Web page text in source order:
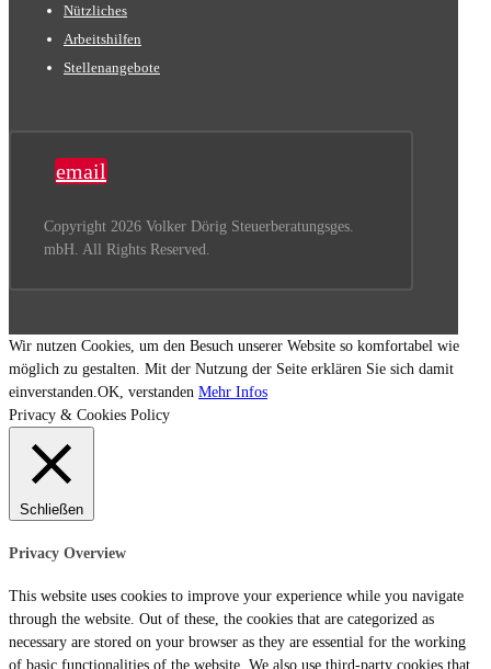
Nützliches
Arbeitshilfen
Stellenangebote
email
Copyright 2026 Volker Dörig Steuerberatungsges.
mbH. All Rights Reserved.
Wir nutzen Cookies, um den Besuch unserer Website so komfortabel wie
möglich zu gestalten. Mit der Nutzung der Seite erklären Sie sich damit
einverstanden. OK, verstanden Mehr Infos
Privacy & Cookies Policy
Schließen
Privacy Overview
This website uses cookies to improve your experience while you navigate
through the website. Out of these, the cookies that are categorized as
necessary are stored on your browser as they are essential for the working
of basic functionalities of the website. We also use third-party cookies that